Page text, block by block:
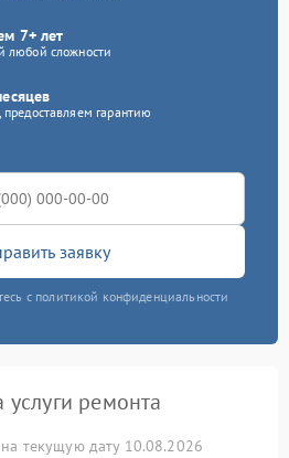
7+ лет
любой сложности
предоставляем гарантию
заявку
с политикой конфиденциальности
ремонта
текущую дату 10.08.2026